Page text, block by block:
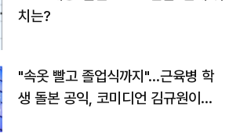
치는?
"속옷 빨고 졸업식까지"…근육병 학
생 돌본 공익, 코미디언 김규원이었